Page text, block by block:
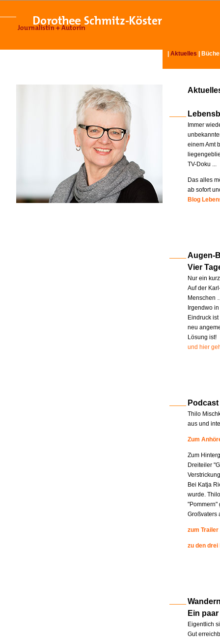
Aktuelles
Immer
einem Amt
TV-Doku ...
Das alles
ab sofort
Blog
Augen-
Vier
Nur ein
Auf der
Menschen
Irgendwo
Eindruck
neu
Lösung ist!
und hier
Podcast
Thilo
aus und
Zum
Zum
Dreiteiler
Bei Katja
wurde.
"Pommern"
Großvaters
zum Trailer
zu den
Ein
Eigentlich
Gut